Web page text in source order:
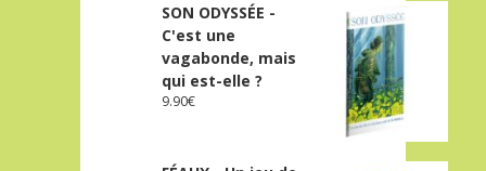
SON ODYSSÉE -
C'est une
vagabonde, mais
qui est-elle ?
9.90€